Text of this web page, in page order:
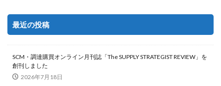
最近の投稿
SCM・調達購買オンライン月刊誌「The SUPPLY STRATEGIST REVIEW」を
創刊しました
2026年7月18日